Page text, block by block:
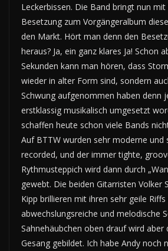
Leckerbissen. Die Band bringt nun
Besetzung zum Vorgängeralbum
den Markt. Hört man denn den
heraus? Ja, ein ganz klares Ja! Schon
Sekunden kann man hören, dass
wieder in alter Form sind, sondern
Schwung aufgenommen haben denn
erstklassig musikalisch umgesetzt
schaffen heute schon viele Bands
Auf BTTW wurden sehr moderne und
recorded, und der immer tighte,
Rythmusteppich wird dann durch
gewebt. Die beiden Gitarristen Volker
Kipp brillieren mit ihren sehr geile
abwechslungsreiche und melodische
Sahnehäubchen oben drauf wird aber
Gesang gebildet. Ich habe Andy noch